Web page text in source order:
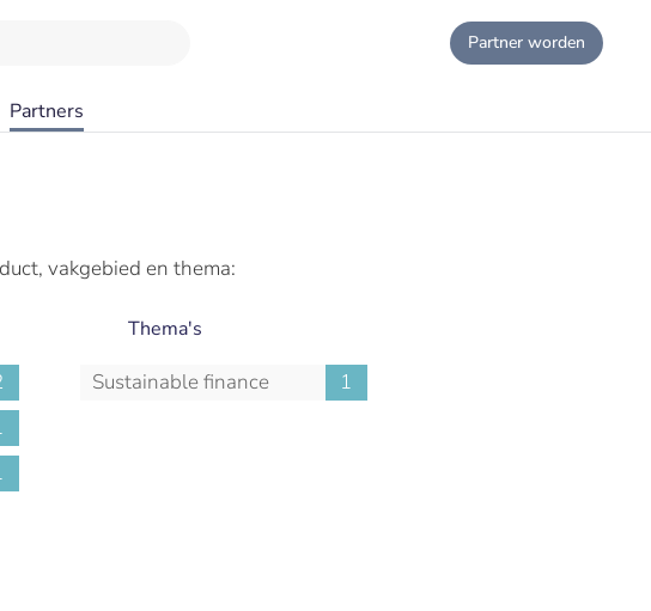
Partner worden
Partners
vakgebied en thema:
Thema's
Sustainable finance 1